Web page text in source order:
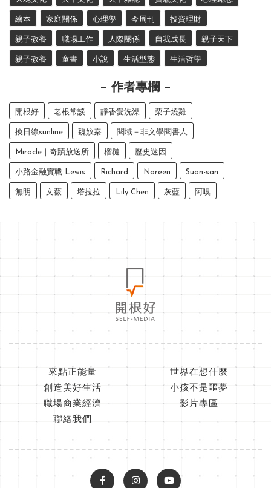
繪本 家庭關係 心理學 今周刊 投資理財
親子教養 職場工作 人際關係 自我成長 親子天下
親子教養 童書 小說 生活型態 生活哲學
作者專欄
開根好 老根常談 靜香愛洗澡 栗子燒雞
換日線sunline 魏妏秦 閱域－非文學閱書人
Miracle｜奇蹟放送所 榴槤 歷史迷因
小路金融實戰 Lewis Richard Noreen Suan-san
無明 文薇 塔拉拉 Lily Chen 灰藍 阿嗅
來點正能量
世界在想什麼
創造美好生活
小孩不是噩夢
職場商業經濟
影片專區
聯絡我們